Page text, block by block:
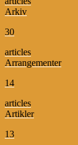
Arkiv
30
articles
Arrangementer
14
articles
Artikler
13